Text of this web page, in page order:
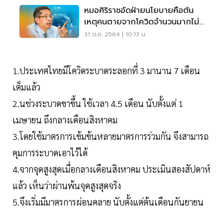
หมอศิริราชอัดฝ่ายนโยบายคือต้น
เหตุคนตายจากโควิดจำนวนมากไม่
ใช่เดลตา
31 ต.ค. 2564 | 10:13 น.
1.ประเทศไทยมีโควิดระบาดระลอกที่ 3 มานาน 7 เดือน
เต็มแล้ว
2.นช่วงระบาดขาขึ้น ใช้เวลา 4.5 เดือน นับตั้งแต่ 1
เมษายน ถึงกลางเดือนสิงหาคม
3.โดยใช้มาตรการเข้มข้นหลายมาตรการร่วมกัน จึงสามารถ
คุมการระบาดเอาไว้ได้
4.จากจุดสูงสุดเมื่อกลางเดือนสิงหาคม ประเมินสองสัปดาห์
แล้ว เห็นว่าผ่านพ้นจุดสูงสุดจริง
5.จึงเริ่มมีมาตรการผ่อนคลาย นับตั้งแต่ต้นเดือนกันยายน